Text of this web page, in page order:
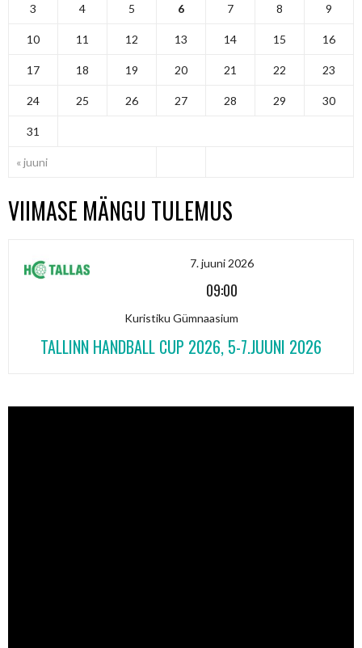
« juuni
3 4 5 6 7 8 9
10 11 12 13 14 15 16
17 18 19 20 21 22 23
24 25 26 27 28 29 30
31
VIIMASE MÄNGU TULEMUS
7. juuni 2026
09:00
Kuristiku Gümnaasium
TALLINN HANDBALL CUP 2026, 5-7.JUUNI 2026